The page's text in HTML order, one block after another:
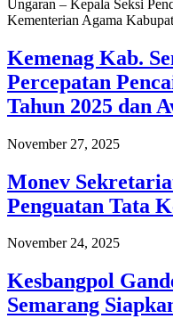
Ungaran – Kepala Seksi
Kementerian Agama
Kemenag Kab.
Percepatan
Tahun 2025 dan
November 27, 2025
Monev
Penguatan Tata
November 24, 2025
Kesbangpol
Semarang